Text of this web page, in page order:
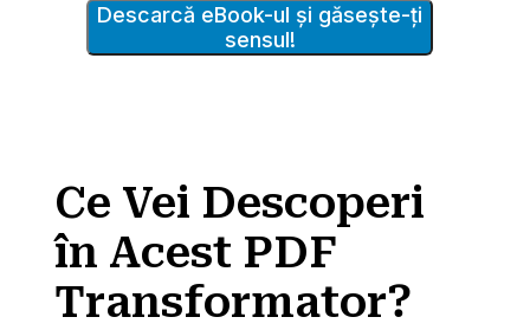
Descarcă eBook-ul și găsește-ți
sensul!
Ce Vei Descoperi
în Acest PDF
Transformator?